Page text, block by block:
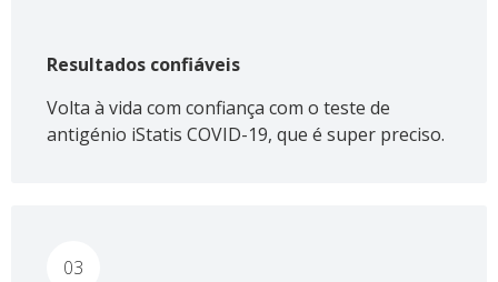
Resultados confiáveis
Volta à vida com confiança com o teste de
antigénio iStatis COVID-19, que é super preciso.
03